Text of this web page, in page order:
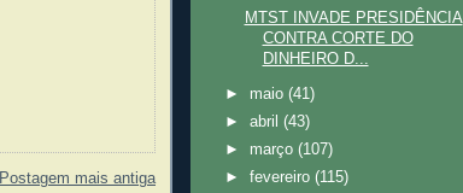
Postagem mais antiga
MTST INVADE PRESIDÊNCIA
CONTRA CORTE DO
DINHEIRO D...
► maio(41)
►abril(43)
► março(107)
►fevereiro(115)